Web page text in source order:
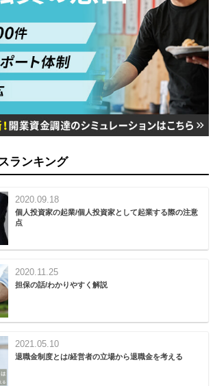
ランキング
2020.09.18
個人投資家の起業/個人投資家として起業する際の注意
点
2020.11.25
担保の話/わかりやすく解説
2021.05.10
退職金制度とは/経営者の立場から退職金を考える